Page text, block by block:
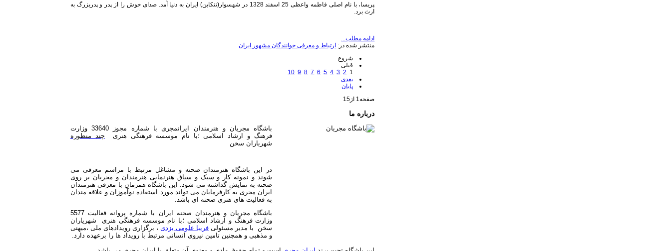
​پریسا، با نام اصلی فاطمه واعظی 25 اسفند 1328 در شهسوار(تنکابن) ایران به دنیا آمد. صدای خوش را از پدر و پدربزرگ به
ارث برد.
ادامه مطلب...
منتشر شده در: ارتباط و معرفی خوانندگان مشهور ایران
شروع
قبلی
1
2
3
4
5
6
7
8
9
10
بعدی
پایان
صفحه1 از15
درباره ما
باشگاه مجریان و هنرمندان ایرانمجری با شماره مجوز 33640 وزارت
فرهنگ و ارشاد اسلامی ؛با نام موسسه فرهنگی هنری چند منظوره
شهریاران سخن
در این باشگاه هنرمندان صحنه و مشاغل مرتبط با مراسم معرفی می
شوند و نمونه کار و سبک و سیاق هنرنمایی هنرمندان و مجریان بر روی
صحنه به نمایش گذاشته می شود. این باشگاه همزمان با معرفی هنرمندان
ایران مجری به کارفرمایان می تواند مورد استفاده نوآموزان و علاقه مندان
به فعالیت های هنری صحنه ای باشد.
باشگاه مجریان و هنرمندان صحنه ایران با شماره پروانه فعالیت 5577
وزارت فرهنگ و ارشاد اسلامی ؛با نام موسسه فرهنگی هنری شهریاران
سخن با مدیر مسئولی فریبا علومی یزدی، برگزاری رویدادهای ملی ،میهنی
و مذهبی و همچنین تامین نیروی انسانی مرتبط با رویداد ها را برعهده دارد.